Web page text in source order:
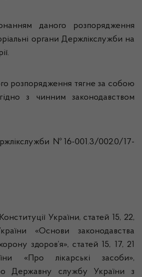
даного розпорядження
органи Держлікслужби на
розпорядження тягне за собою
з чинним законодавством
№16-001.3/002.0/17-
України, статей 15, 22,
«Основи законодавства
здоров’я», статей 15, 17, 21
«Про лікарські засоби»,
Державну службу України з